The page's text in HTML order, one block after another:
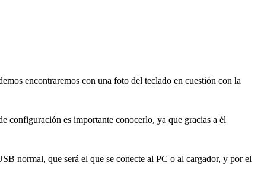
encontraremos con una foto del teclado en cuestión con la
configuración es importante conocerlo, ya que gracias a él
normal, que será el que se conecte al PC o al cargador, y por el